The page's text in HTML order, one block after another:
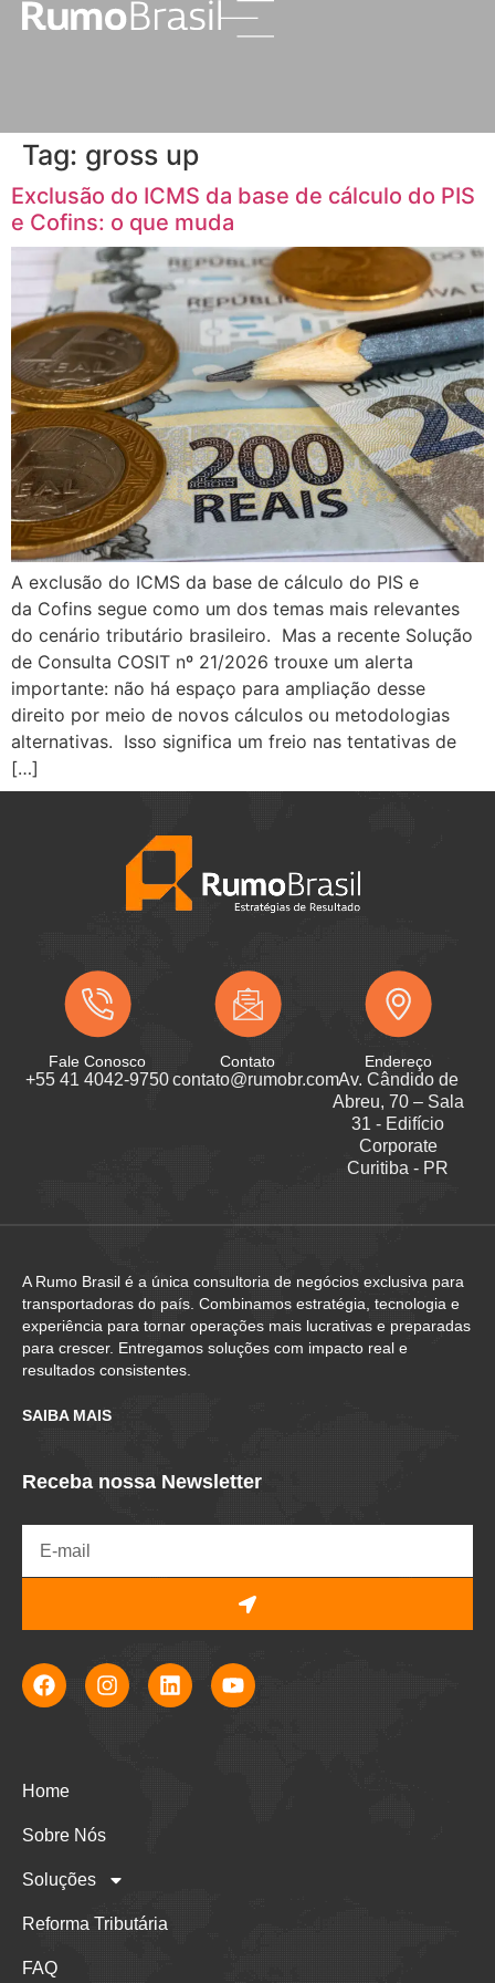
Tag: gross up
Exclusão do ICMS da base de cálculo do PIS
e Cofins: o que muda
A exclusão do ICMS da base de cálculo do PIS e
da Cofins segue como um dos temas mais relevantes
do cenário tributário brasileiro. Mas a recente Solução
de Consulta COSIT nº 21/2026 trouxe um alerta
importante: não há espaço para ampliação desse
direito por meio de novos cálculos ou metodologias
alternativas. Isso significa um freio nas tentativas de
[…]
Fale Conosco
+55 41 4042-9750
Contato
contato@rumobr.com
Endereço
Av. Cândido de
Abreu, 70 – Sala
31 - Edifício
Corporate
Curitiba - PR
A Rumo Brasil é a única consultoria de negócios exclusiva para
transportadoras do país. Combinamos estratégia, tecnologia e
experiência para tornar operações mais lucrativas e preparadas
para crescer. Entregamos soluções com impacto real e
resultados consistentes.
SAIBA MAIS
Receba nossa Newsletter
Home
Sobre Nós
Soluções
Reforma Tributária
FAQ